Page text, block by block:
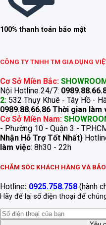
100% thanh toán bảo mật
CÔNG TY TNHH TM GIA DỤNG
Cơ Sở Miền Bắc:
Nội Hotline 24/7:
2: 532 Thụy Khuê - Tây Hồ -
0989.88.66.86 Thời gian làm
Cơ Sở Miền Nam:
- Phường 10 - Quận 3 -
Nhận Hỗ Trợ Tốt Nhất)
làm việc: 8h30 - 22h
CHĂM SÓC KHÁCH HÀNG VÀ
Hotline: 0925.758.758 (hành
Hãy để lại số điện thoại để